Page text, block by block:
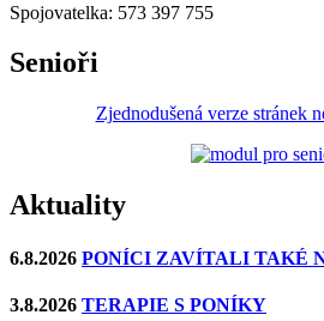
Spojovatelka: 573 397 755
Senioři
Zjednodušená verze stránek
Aktuality
6.8.2026 PONÍCI ZAVÍTALI TAKÉ
3.8.2026 TERAPIE S PONÍKY